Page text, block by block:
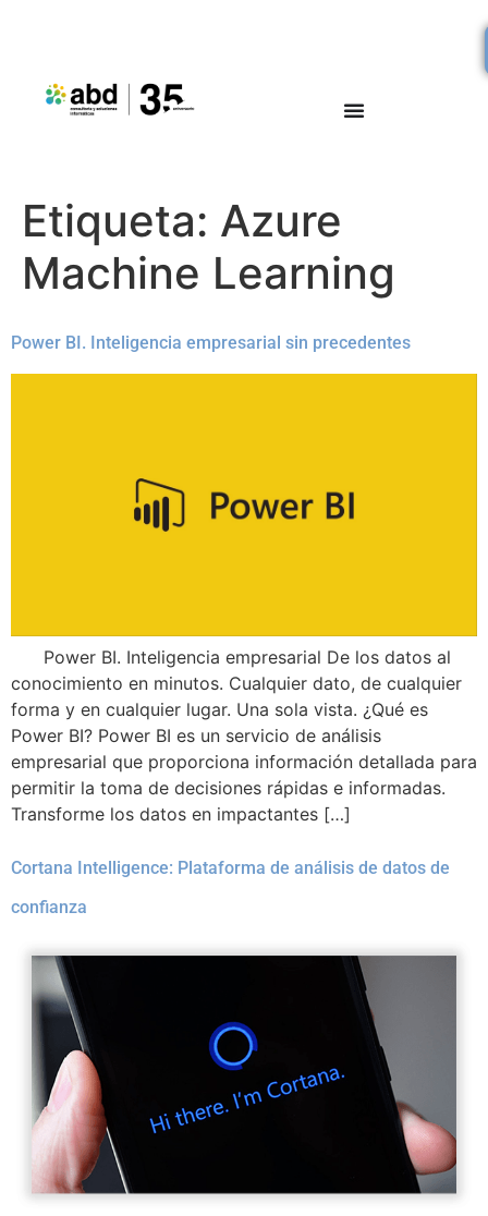
Etiqueta: Azure
Machine Learning
Power BI. Inteligencia empresarial sin precedentes
Power BI. Inteligencia empresarial De los datos al
conocimiento en minutos. Cualquier dato, de cualquier
forma y en cualquier lugar. Una sola vista. ¿Qué es
Power BI? Power BI es un servicio de análisis
empresarial que proporciona información detallada para
permitir la toma de decisiones rápidas e informadas.
Transforme los datos en impactantes […]
Cortana Intelligence: Plataforma de análisis de datos de
confianza